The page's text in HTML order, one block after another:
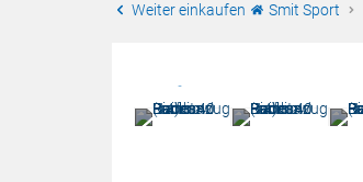
Weiter einkaufen Smit Sport